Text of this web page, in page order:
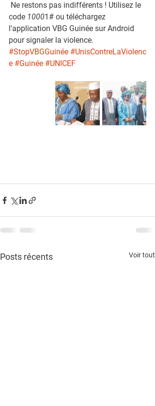
Ne restons pas indifférents ! Utilisez le
code 10001# ou téléchargez
l'application VBG Guinée sur Android
pour signaler la violence.
#StopVBGGuinée #UnisContreLaViolenc
e #Guinée #UNICEF
Posts récents Voir tout